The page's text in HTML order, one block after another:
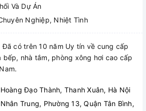
Và Dự Án
Nghiệp, Nhiệt Tình
Đã có trên 10 năm Uy tín về cung cấp
bếp, nhà tắm, phòng xông hơi cao cấp
Đạo Thành, Thanh Xuân, Hà Nội
Trung, Phường 13, Quận Tân Bình,